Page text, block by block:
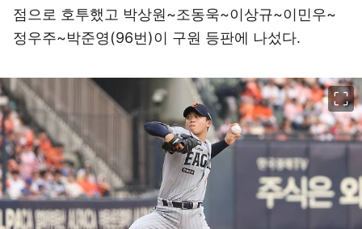
점으로 호투했고 박상원~조동욱~이상규~이민우~
정우주~박준영(96번)이 구원 등판에 나섰다.